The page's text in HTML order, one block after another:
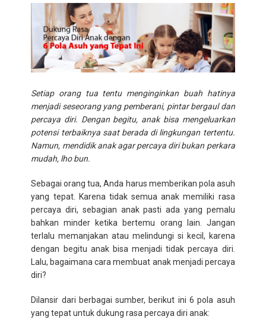
Setiap orang tua tentu menginginkan buah hatinya
menjadi seseorang yang pemberani, pintar bergaul dan
percaya diri. Dengan begitu, anak bisa mengeluarkan
potensi terbaiknya saat berada di lingkungan tertentu.
Namun, mendidik anak agar percaya diri bukan perkara
mudah, lho bun.
Sebagai orang tua, Anda harus memberikan pola asuh
yang tepat. Karena tidak semua anak memiliki rasa
percaya diri, sebagian anak pasti ada yang pemalu
bahkan minder ketika bertemu orang lain. Jangan
terlalu memanjakan atau melindungi si kecil, karena
dengan begitu anak bisa menjadi tidak percaya diri.
Lalu, bagaimana cara membuat anak menjadi percaya
diri?
Dilansir dari berbagai sumber, berikut ini 6 pola asuh
yang tepat untuk dukung rasa percaya diri anak: